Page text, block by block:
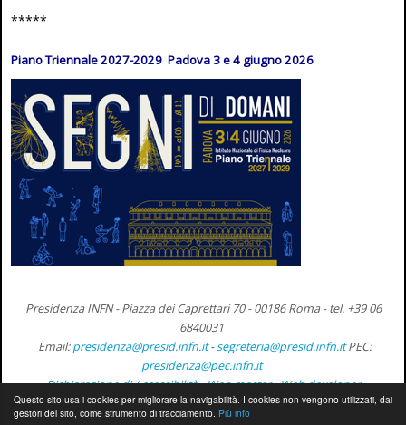
Questo sito usa i cookies per migliorare la navigabilità. I cookies non vengono utilizzati, dai
gestori del sito, come strumento di tracciamento. Più info
*****
Piano Triennale 2027-2029 Padova 3 e 4 giugno 2026
Presidenza INFN - Piazza dei Caprettari 70 - 00186 Roma -tel. +39 06
6840031
Email:presidenza@presid.infn.it-segreteria@presid.infn.it PEC:
presidenza@pec.infn.it
Dichiarazione di Accessibilità-Web master-Web developer